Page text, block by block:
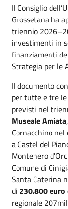
Il Consiglio
Grossetana ha
triennio
investimenti in
finanziamenti
Strategia per le
Il documento
per tutte e tre
previsti nel
Museale Amiata
Cornacchino nel
a Castel del
Montenero
Comune di
Santa Caterina
di 230.800
regionale